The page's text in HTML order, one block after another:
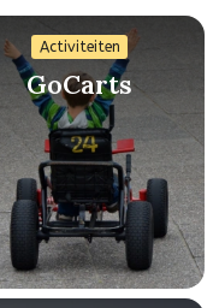
Activiteiten
GoCarts